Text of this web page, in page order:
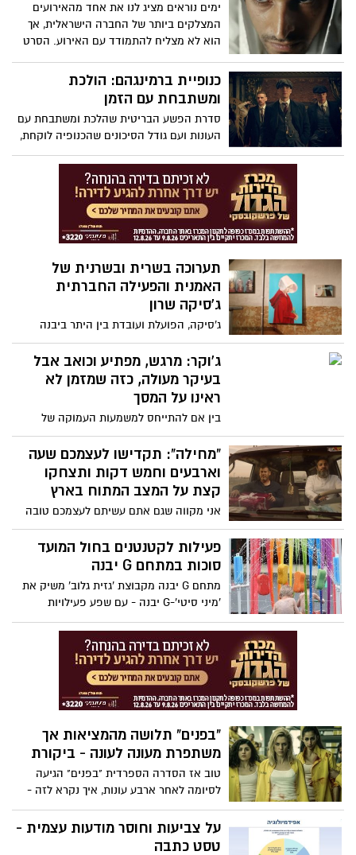
לגרום לנו לערער על האמת ולחשוב, האם היא
בכלל רלוונטית? סדרה מומלצת מאוד. אל
חשש, ההמלצה נטולה ספוילרים
ימים נוראים מציג לנו את אחד מהאירועים
המצלקים ביותר של החברה הישראלית, אך
הוא לא מצליח להתמודד עם האירוע. הסרט
הז'אנר שלו והחיבור ליגאל עמיר וההגעה
הרבות מהסרט שמתיימר להיכנס לראשו של
עמיר
כנופיית ברמינגהם: הולכת
ומשתבחת עם הזמן
סדרת הפשע הבריטית שהלכת ומשתבחת עם
העונות ועם גודל הסיכונים שהכנופיה לוקחת,
היא סדרה טובה שמסמנת ברשימת הצ'ק
ליסט כמה וכמה וויים חשובים, אבל מגזימה
עם כמה וחוטאת במספר חטאים קטנים
תערוכה בשרית ובשרנית של
האמנית והפעילה החברתית
ג'סיקה שרון
ג'סיקה, הפועלת ועובדת בין היתר ביבנה
וביישובי השפלה, חוזרת לזיכרונות ילדותה
בארגנטינה: "בשנות ה-80' וה-90', שנות
הילדות שלי, היינו צופים בתכניות טלוויזיה
בפריים-טיים שתיארו נשים כאובייקט מיני,
ההחפצה הייתה סוג של בידור. הדמויות
הנשיות איכשהו היו תמיד מעורבות באלימות
ג'וקר: מרגש, מפתיע וכואב אבל
בעיקר מעולה, כזה שמזמן לא
ראינו על המסך
בין אם להתייחס למשמעות העמוקה של
הסרט כפי שהוא מציג, או בין להתייחס
לפרשנויות שמציגות נבל על מטורף, מדובר
בסרט טוב. סרט לא קל אבל שמשאיר אותך
בציפייה תמידית לעוד. הסרט כמו שאומרים
תפס אותי לא מוכנה פעמים רבות, אבל בסך
הכל זה מה שאנחנו מחפשים בסרט - שירגש,
"מחילה": תקדישו לעצמכם שעה
וארבעים וחמש דקות ותצחקו
קצת על המצב המתוח בארץ
אני מקווה שגם אתם עשיתם לעצמכם טובה
והלכתם לראות את הקומדיה החדשה של
הצמד חנן סביון וגיא עמיר. "מחילה" הוא סרט
מצחיק ועם זאת נוגע ללב, המשלב בתוכו את
סרט אחד יכול לשלב בתוכו רובים, טילים,
רימוני רסס, רקדנית בלט מחוננת, חרדי,
אזעקות, חדרי ממד, עבריין משוחרר, לק ג'ל
בצבע סגול וסוס שחור בשם רומיאו
פעילות לקטנטנים בחול המועד
סוכות‬ במתחם G יבנה
מתחם G יבנה מקבוצת 'גזית גלוב' משיק את
'מיני סיטי'-G יבנה - עם שפע פעילויות
לקטנטנים בחול המועד סוכות
"בפנים" תלושה מהמציאות אך
משתפרת מעונה לעונה - ביקורת
טוב אז הסדרה הספרדית "בפנים" הגיעה
לסיומה לאחר ארבע עונות, איך נקרא לזה -
"מאתגרות במיוחד". כל עונה הביאה איתה
משהו אחר שתלוש מהמציאות בצורה
קיצונית. עם התקדמות העונות, הסדרה
על צביעות וחוסר מודעות עצמית -
טסט כתבה